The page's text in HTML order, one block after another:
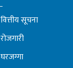
वित्तीय सूचना
रोजगारी
घरजग्गा